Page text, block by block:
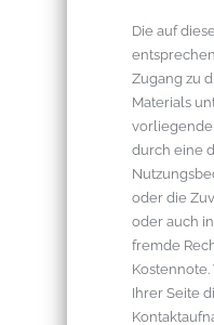
Die auf
Zugang zu
Materials
durch eine
oder die
oder auch
fremde
Ihrer Seite